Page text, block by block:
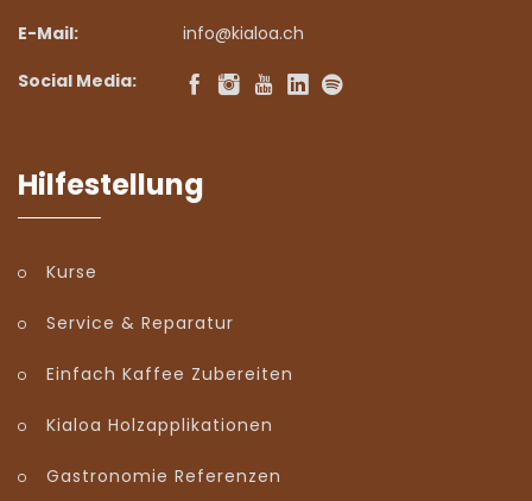
E-Mail:
info@kialoa.ch
Social Media:
Hilfestellung
Kurse
Service & Reparatur
Einfach Kaffee Zubereiten
Kialoa Holzapplikationen
Gastronomie Referenzen